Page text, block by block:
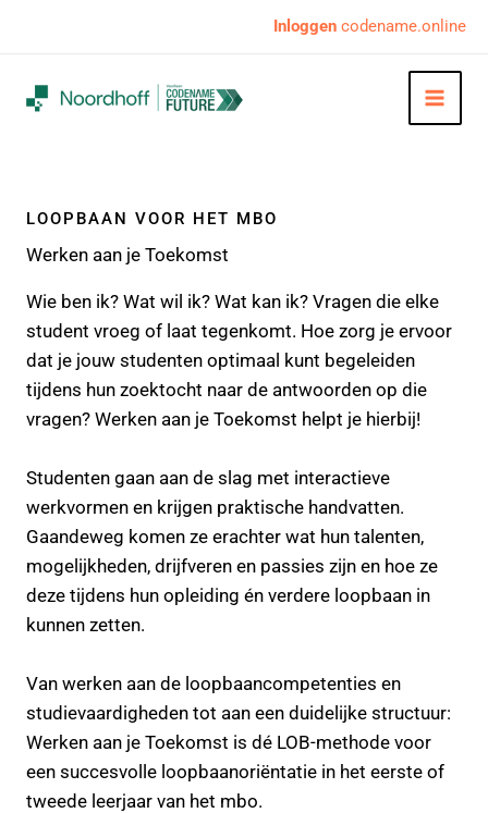
inhoud
Inloggen codename.online
LOOPBAAN VOOR HET MBO
Werken aan je Toekomst
Wie ben ik? Wat wil ik? Wat kan ik? Vragen die elke
student vroeg of laat tegenkomt. Hoe zorg je ervoor
dat je jouw studenten optimaal kunt begeleiden
tijdens hun zoektocht naar de antwoorden op die
vragen? Werken aan je Toekomst helpt je hierbij!
Studenten gaan aan de slag met interactieve
werkvormen en krijgen praktische handvatten.
Gaandeweg komen ze erachter wat hun talenten,
mogelijkheden, drijfveren en passies zijn en hoe ze
deze tijdens hun opleiding én verdere loopbaan in
kunnen zetten.
Van werken aan de loopbaancompetenties en
studievaardigheden tot aan een duidelijke structuur:
Werken aan je Toekomst is dé LOB-methode voor
een succesvolle loopbaanoriëntatie in het eerste of
tweede leerjaar van het mbo.